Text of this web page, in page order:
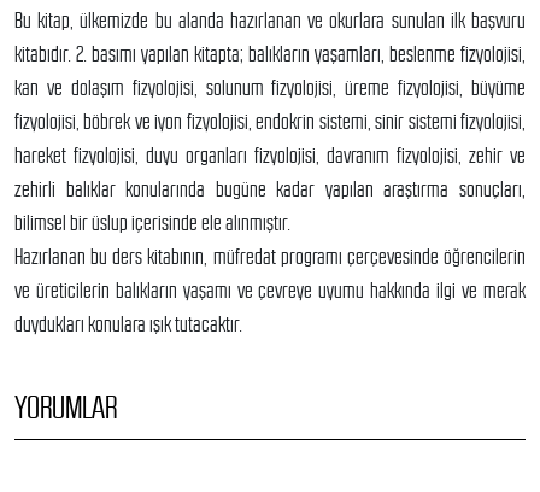
Bu kitap, ülkemizde bu alanda hazırlanan ve okurlara sunulan ilk başvuru
kitabıdır. 2. basımı yapılan kitapta; balıkların yaşamları, beslenme fizyolojisi,
kan ve dolaşım fizyolojisi, solunum fizyolojisi, üreme fizyolojisi, büyüme
fizyolojisi, böbrek ve iyon fizyolojisi, endokrin sistemi, sinir sistemi fizyolojisi,
hareket fizyolojisi, duyu organları fizyolojisi, davranım fizyolojisi, zehir ve
zehirli balıklar konularında bugüne kadar yapılan araştırma sonuçları,
bilimsel bir üslup içerisinde ele alınmıştır.
Hazırlanan bu ders kitabının, müfredat programı çerçevesinde öğrencilerin
ve üreticilerin balıkların yaşamı ve çevreye uyumu hakkında ilgi ve merak
duydukları konulara ışık tutacaktır.
YORUMLAR